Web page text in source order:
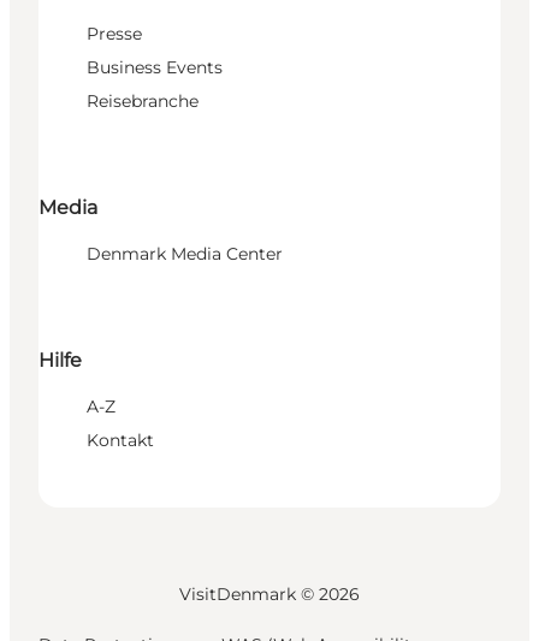
Presse
Business Events
Reisebranche
Media
Denmark Media Center
Hilfe
A-Z
Kontakt
VisitDenmark © 2026